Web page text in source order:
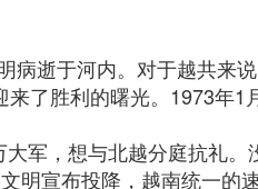
逝于河内。对于越共来
了胜利的曙光。1973年
军，想与北越分庭抗礼
明宣布投降，越南统一的